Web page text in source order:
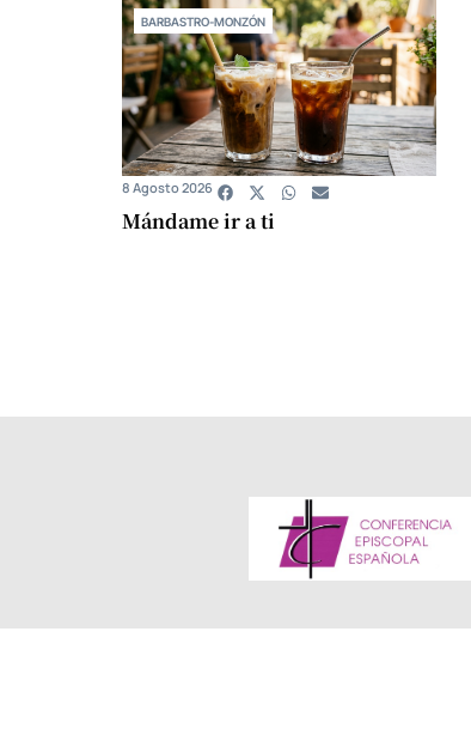
BARBASTRO-MONZÓN
Mándame ir a ti
8 Agosto 2026